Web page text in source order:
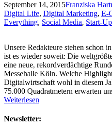
September 14, 2015Franziska
Digital Life, Digital Marketing, E-
Everything, Social Media, Start-
Unsere Redakteure stehen schon
ist es wieder soweit: Die
eine neue, rekordverdächtige
Messehalle Köln. Welche
Digitalwirtschaft wohl in diesem
75.000 Quadratmetern erwarten
Weiterlesen
Newsletter: